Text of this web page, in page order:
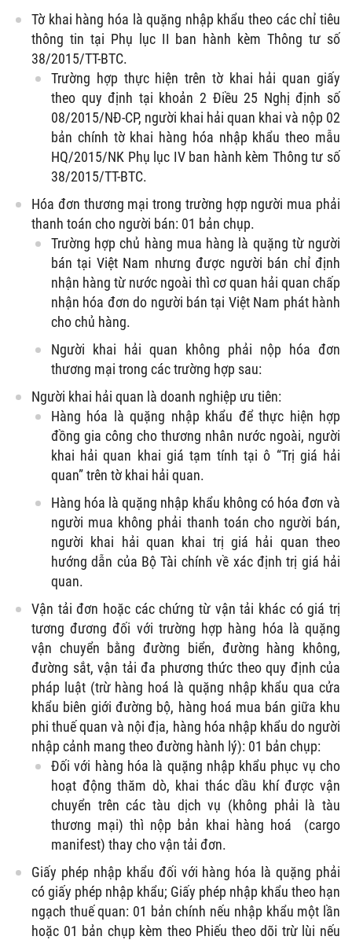
Tờ khai hàng hóa là quặng nhập khẩu theo các chỉ tiêu
thông tin tại Phụ lục II ban hành kèm Thông tư số
38/2015/TT-BTC.
Trường hợp thực hiện trên tờ khai hải quan giấy
theo quy định tại khoản 2 Điều 25 Nghị định số
08/2015/NĐ-CP, người khai hải quan khai và nộp 02
bản chính tờ khai hàng hóa nhập khẩu theo mẫu
HQ/2015/NK Phụ lục IV ban hành kèm Thông tư số
38/2015/TT-BTC.
Hóa đơn thương mại trong trường hợp người mua phải
thanh toán cho người bán: 01 bản chụp.
Trường hợp chủ hàng mua hàng là quặng từ người
bán tại Việt Nam nhưng được người bán chỉ định
nhận hàng từ nước ngoài thì cơ quan hải quan chấp
nhận hóa đơn do người bán tại Việt Nam phát hành
cho chủ hàng.
Người khai hải quan không phải nộp hóa đơn
thương mại trong các trường hợp sau:
Người khai hải quan là doanh nghiệp ưu tiên:
Hàng hóa là quặng nhập khẩu để thực hiện hợp
đồng gia công cho thương nhân nước ngoài, người
khai hải quan khai giá tạm tính tại ô “Trị giá hải
quan” trên tờ khai hải quan.
Hàng hóa là quặng nhập khẩu không có hóa đơn và
người mua không phải thanh toán cho người bán,
người khai hải quan khai trị giá hải quan theo
hướng dẫn của Bộ Tài chính về xác định trị giá hải
quan.
Vận tải đơn hoặc các chứng từ vận tải khác có giá trị
tương đương đối với trường hợp hàng hóa là quặng
vận chuyển bằng đường biển, đường hàng không,
đường sắt, vận tải đa phương thức theo quy định của
pháp luật (trừ hàng hoá là quặng nhập khẩu qua cửa
khẩu biên giới đường bộ, hàng hoá mua bán giữa khu
phi thuế quan và nội địa, hàng hóa nhập khẩu do người
nhập cảnh mang theo đường hành lý): 01 bản chụp:
Đối với hàng hóa là quặng nhập khẩu phục vụ cho
hoạt động thăm dò, khai thác dầu khí được vận
chuyển trên các tàu dịch vụ (không phải là tàu
thương mại) thì nộp bản khai hàng hoá (cargo
manifest) thay cho vận tải đơn.
Giấy phép nhập khẩu đối với hàng hóa là quặng phải
có giấy phép nhập khẩu; Giấy phép nhập khẩu theo hạn
ngạch thuế quan: 01 bản chính nếu nhập khẩu một lần
hoặc 01 bản chụp kèm theo Phiếu theo dõi trừ lùi nếu